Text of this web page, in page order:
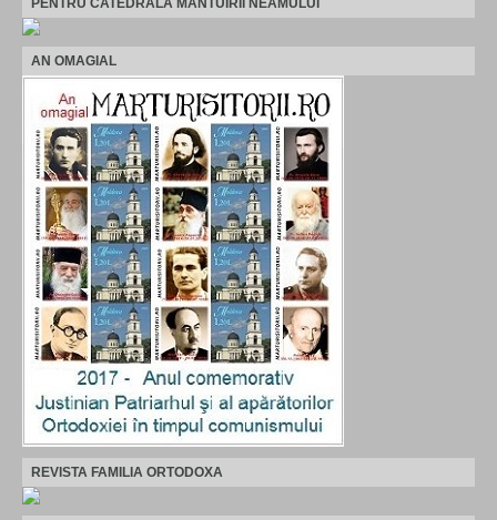
PENTRU CATEDRALA MANTUIRII NEAMULUI
AN OMAGIAL
REVISTA FAMILIA ORTODOXA